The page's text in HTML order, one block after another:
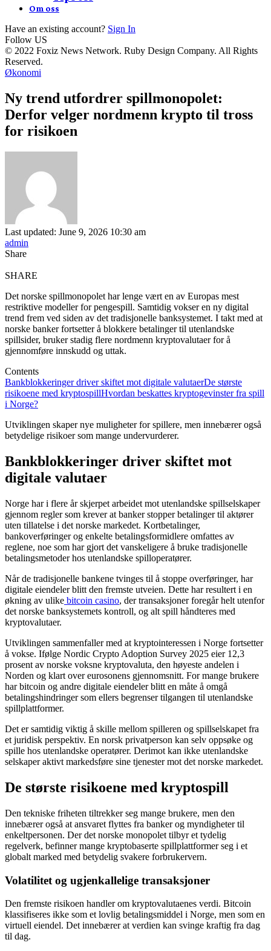
Om oss
Have an existing account? Sign In
Follow US
© 2022 Foxiz News Network. Ruby Design Company. All Rights
Reserved.
Økonomi
Ny trend utfordrer spillmonopolet:
Derfor velger nordmenn krypto til tross
for risikoen
Last updated: June 9, 2026 10:30 am
admin
Share
SHARE
Det norske spillmonopolet har lenge vært en av Europas mest
restriktive modeller for pengespill. Samtidig vokser en ny digital
trend frem ved siden av det tradisjonelle banksystemet. I takt med at
norske banker fortsetter å blokkere betalinger til utenlandske
spillsider, bruker stadig flere nordmenn kryptovalutaer for å
gjennomføre innskudd og uttak.
Contents
Bankblokkeringer driver skiftet mot digitale valutaerDe største
risikoene med kryptospillHvordan beskattes kryptogevinster fra spill
i Norge?
Utviklingen skaper nye muligheter for spillere, men innebærer også
betydelige risikoer som mange undervurderer.
Bankblokkeringer driver skiftet mot
digitale valutaer
Norge har i flere år skjerpet arbeidet mot utenlandske spillselskaper
gjennom regler som krever at banker stopper betalinger til aktører
uten tillatelse i det norske markedet. Kortbetalinger,
bankoverføringer og enkelte betalingsformidlere omfattes av
reglene, noe som har gjort det vanskeligere å bruke tradisjonelle
betalingsmetoder hos utenlandske spilloperatører.
Når de tradisjonelle bankene tvinges til å stoppe overføringer, har
digitale eiendeler blitt den fremste utveien. Dette har resultert i en
økning av ulike bitcoin casino, der transaksjoner foregår helt utenfor
det norske banksystemets kontroll, og alt spill håndteres med
kryptovalutaer.
Utviklingen sammenfaller med at kryptointeressen i Norge fortsetter
å vokse. Ifølge Nordic Crypto Adoption Survey 2025 eier 12,3
prosent av norske voksne kryptovaluta, den høyeste andelen i
Norden og klart over eurosonens gjennomsnitt. For mange brukere
har bitcoin og andre digitale eiendeler blitt en måte å omgå
betalingshindringer som ellers begrenser tilgangen til utenlandske
spillplattformer.
Det er samtidig viktig å skille mellom spilleren og spillselskapet fra
et juridisk perspektiv. En norsk privatperson kan selv oppsøke og
spille hos utenlandske operatører. Derimot kan ikke utenlandske
selskaper aktivt markedsføre sine tjenester mot det norske markedet.
De største risikoene med kryptospill
Den tekniske friheten tiltrekker seg mange brukere, men den
innebærer også at ansvaret flyttes fra banker og myndigheter til
enkeltpersonen. Der det norske monopolet tilbyr et tydelig
regelverk, befinner mange kryptobaserte spillplattformer seg i et
globalt marked med betydelig svakere forbrukervern.
Volatilitet og ugjenkallelige transaksjoner
Den fremste risikoen handler om kryptovalutaenes verdi. Bitcoin
klassifiseres ikke som et lovlig betalingsmiddel i Norge, men som en
virtuell eiendel. Det innebærer at verdien kan svinge kraftig fra dag
til dag.